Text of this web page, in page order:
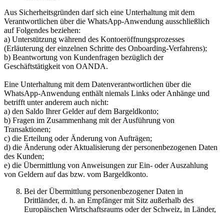
Aus Sicherheitsgründen darf sich eine Unterhaltung mit dem
Verantwortlichen über die WhatsApp-Anwendung ausschließlich
auf Folgendes beziehen:
a) Unterstützung während des Kontoeröffnungsprozesses
(Erläuterung der einzelnen Schritte des Onboarding-Verfahrens);
b) Beantwortung von Kundenfragen bezüglich der
Geschäftstätigkeit von OANDA.
Eine Unterhaltung mit dem Datenverantwortlichen über die
WhatsApp-Anwendung enthält niemals Links oder Anhänge und
betrifft unter anderem auch nicht:
a) den Saldo Ihrer Gelder auf dem Bargeldkonto;
b) Fragen im Zusammenhang mit der Ausführung von
Transaktionen;
c) die Erteilung oder Änderung von Aufträgen;
d) die Änderung oder Aktualisierung der personenbezogenen Daten
des Kunden;
e) die Übermittlung von Anweisungen zur Ein- oder Auszahlung
von Geldern auf das bzw. vom Bargeldkonto.
Bei der Übermittlung personenbezogener Daten in
Drittländer, d. h. an Empfänger mit Sitz außerhalb des
Europäischen Wirtschaftsraums oder der Schweiz, in Länder,